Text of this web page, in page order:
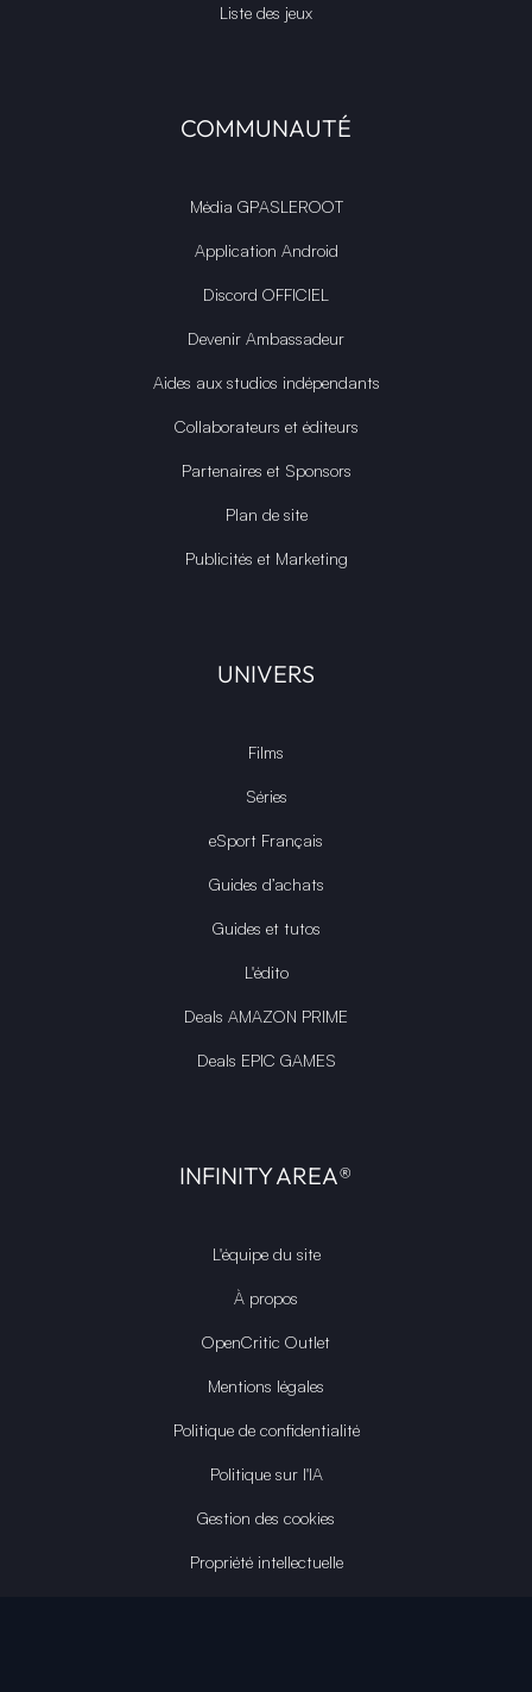
Liste des jeux
COMMUNAUTÉ
Média GPASLEROOT
Application Android
Discord OFFICIEL
Devenir Ambassadeur
Aides aux studios indépendants
Collaborateurs et éditeurs
Partenaires et Sponsors
Plan de site
Publicités et Marketing
UNIVERS
Films
Séries
eSport Français
Guides d’achats
Guides et tutos
L'édito
Deals AMAZON PRIME
Deals EPIC GAMES
INFINITY AREA®
L'équipe du site
À propos
OpenCritic Outlet
Mentions légales
Politique de confidentialité
Politique sur l'IA
Gestion des cookies
Propriété intellectuelle